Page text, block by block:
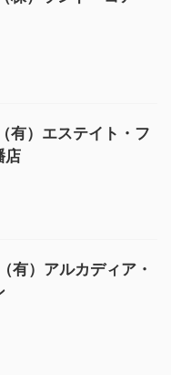
）エステイト・フ
店
）アルカディア・